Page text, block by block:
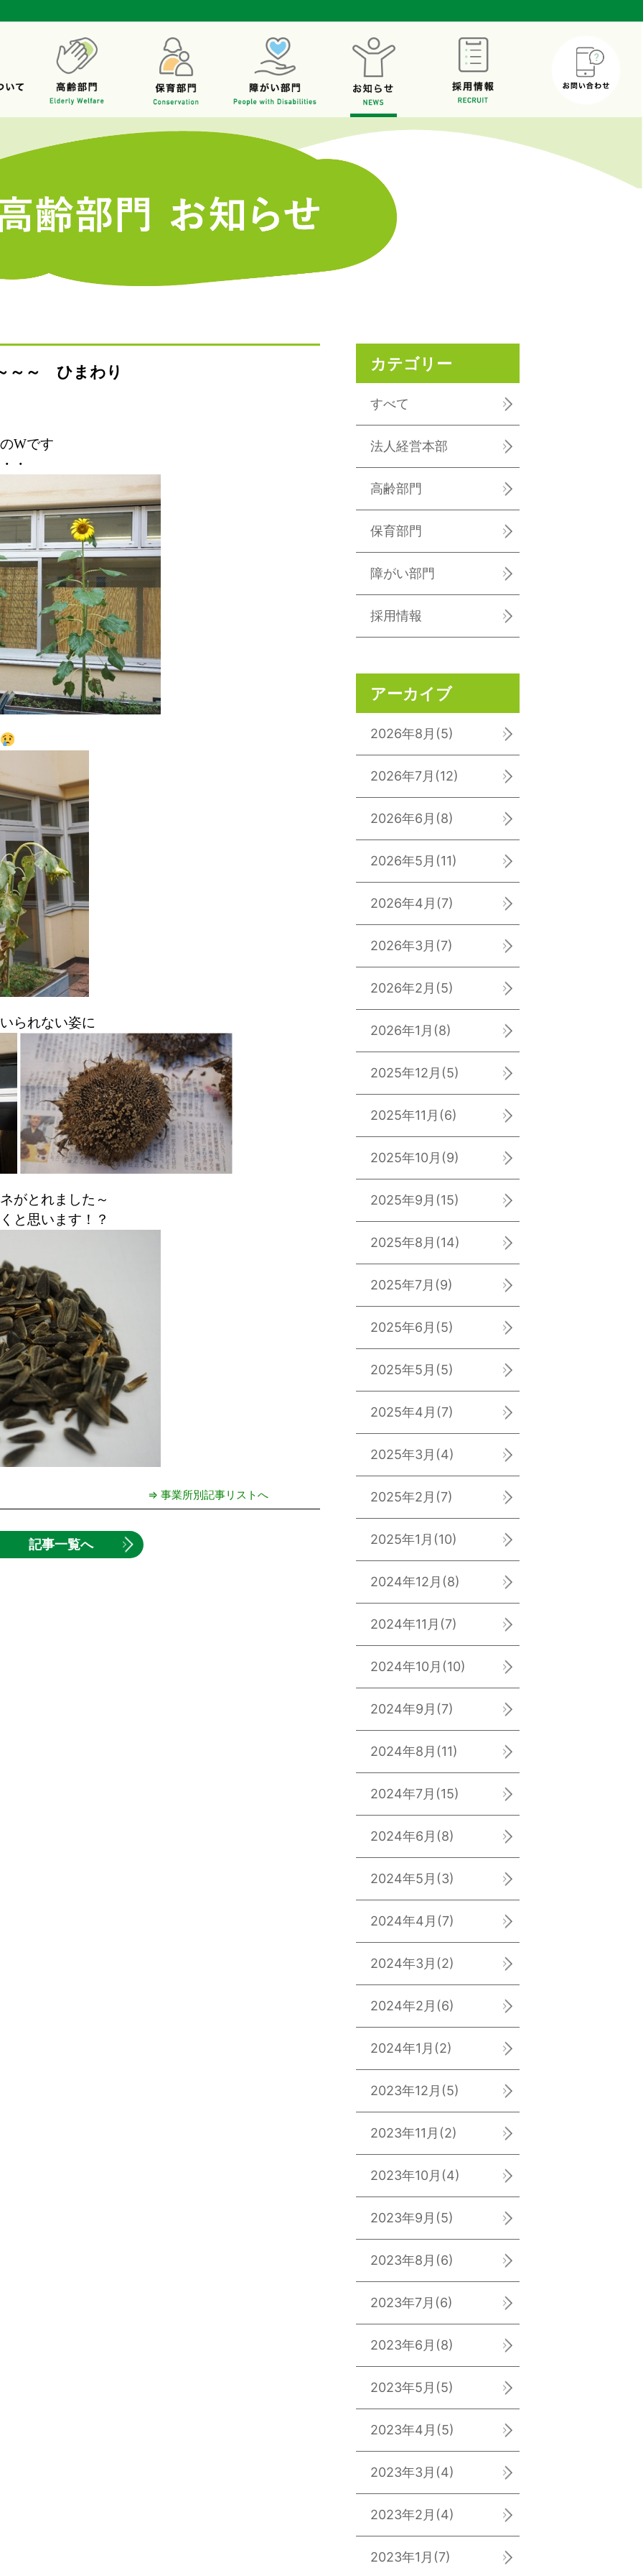
～～ ひまわり
Wです
・
られない姿に
がとれました～
と思います！？
⇒ 事業所別記事リストへ
記事一覧へ
カテゴリー
すべて
法人経営本部
高齢部門
保育部門
障がい部門
採用情報
アーカイブ
2026年8月 (5)
2026年7月 (12)
2026年6月 (8)
2026年5月 (11)
2026年4月 (7)
2026年3月 (7)
2026年2月 (5)
2026年1月 (8)
2025年12月 (5)
2025年11月 (6)
2025年10月 (9)
2025年9月 (15)
2025年8月 (14)
2025年7月 (9)
2025年6月 (5)
2025年5月 (5)
2025年4月 (7)
2025年3月 (4)
2025年2月 (7)
2025年1月 (10)
2024年12月 (8)
2024年11月 (7)
2024年10月 (10)
2024年9月 (7)
2024年8月 (11)
2024年7月 (15)
2024年6月 (8)
2024年5月 (3)
2024年4月 (7)
2024年3月 (2)
2024年2月 (6)
2024年1月 (2)
2023年12月 (5)
2023年11月 (2)
2023年10月 (4)
2023年9月 (5)
2023年8月 (6)
2023年7月 (6)
2023年6月 (8)
2023年5月 (5)
2023年4月 (5)
2023年3月 (4)
2023年2月 (4)
2023年1月 (7)